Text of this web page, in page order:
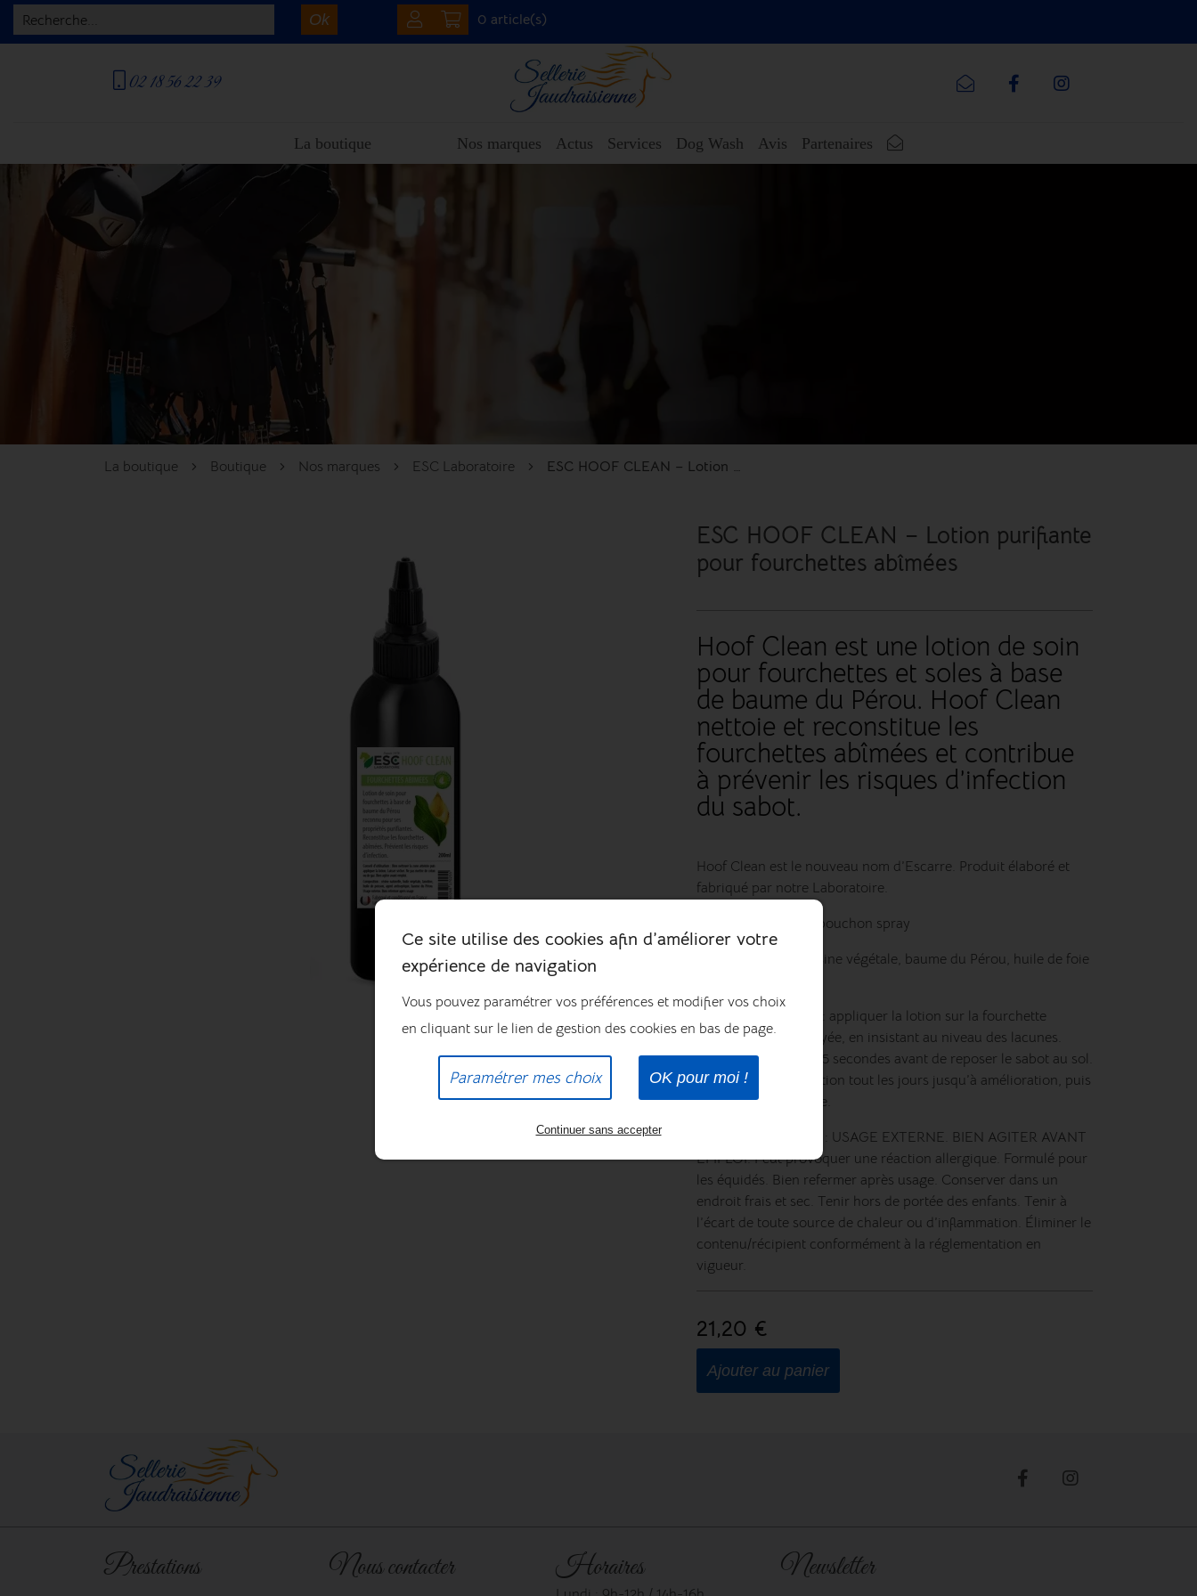
Recherche... Ok 0 article(s)
02 18 56 22 39
La boutique Nos marques Actus Services Dog Wash Avis Partenaires
La boutique Boutique Nos marques ESC Laboratoire ESC HOOF CLEAN – Lotion purifiante pour fourchettes abîmées
ESC HOOF CLEAN – Lotion purifiante
pour fourchettes abîmées
Hoof Clean est une lotion de soin
pour fourchettes et soles à base
de baume du Pérou. Hoof Clean
nettoie et reconstitue les
fourchettes abîmées et contribue
à prévenir les risques d’infection
du sabot.
Hoof Clean est le nouveau nom d’Escarre. Produit élaboré et
fabriqué par notre Laboratoire.
Flacon 200ml avec bouchon spray
Contient : alcool, résine végétale, baume du Pérou, huile de foie
Conseil d’utilisation : appliquer la lotion sur la fourchette
préalablement nettoyée, en insistant au niveau des lacunes.
Laisser sécher 10 à 15 secondes avant de reposer le sabot au sol.
Renouveler l’application tout les jours jusqu’à amélioration, puis
1 à 2 fois par semaine.
Précautions d’usage : USAGE EXTERNE. BIEN AGITER AVANT
EMPLOI. Peut provoquer une réaction allergique. Formulé pour
les équidés. Bien refermer après usage. Conserver dans un
endroit frais et sec. Tenir hors de portée des enfants. Tenir à
l’écart de toute source de chaleur ou d’inflammation. Éliminer le
contenu/récipient conformément à la réglementation en
vigueur.
21,20 €
Ajouter au panier
Prestations Newsletter
Nous contacter Horaires
Ce site utilise des cookies afin d’améliorer votre
expérience de navigation
Vous pouvez paramétrer vos préférences et modifier vos choix
en cliquant sur le lien de gestion des cookies en bas de page.
Paramétrer mes choix OK pour moi !
Continuer sans accepter